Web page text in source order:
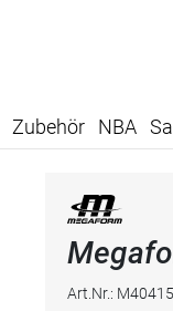
Zubehör NBA
Art.Nr.: